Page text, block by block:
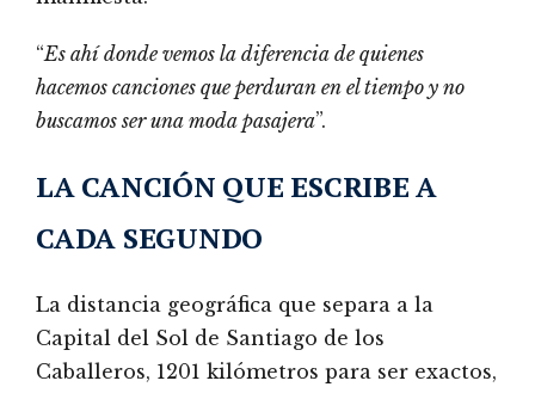
“Es ahí donde vemos la diferencia de quienes
hacemos canciones que perduran en el tiempo y no
buscamos ser una moda pasajera”.
LA CANCIÓN QUE ESCRIBE A
CADA SEGUNDO
La distancia geográfica que separa a la
Capital del Sol de Santiago de los
Caballeros, 1201 kilómetros para ser exactos,